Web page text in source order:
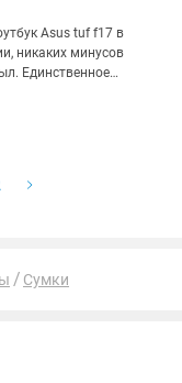
Asus tuf f17 в
никаких минусов
Единственное
17
Сумки